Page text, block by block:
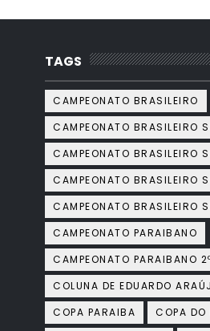
TAGS
CAMPEONATO BRASILEIRO
CAMPEONATO BRASILEIRO
CAMPEONATO BRASILEIRO
CAMPEONATO BRASILEIRO
CAMPEONATO BRASILEIRO
CAMPEONATO PARAIBANO
CAMPEONATO PARAIBANO
COLUNA DE EDUARDO
COPA PARAIBA
COPA DO